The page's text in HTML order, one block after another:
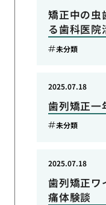
矯正中の虫
る歯科医院
未分類
歯列矯正一
2025.07.18
未分類
歯列矯正ワ
痛体験談
2025.07.18